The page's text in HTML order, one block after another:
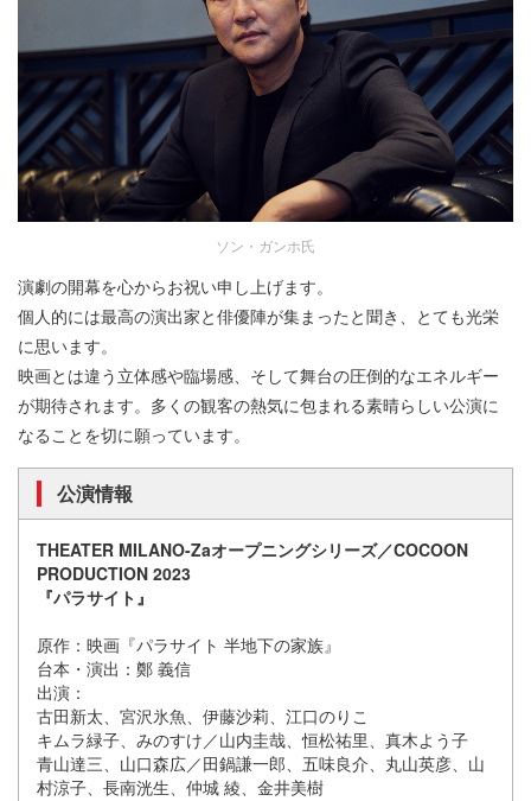
ソン・ガンホ氏
演劇の開幕を心からお祝い申し上げます。
個人的には最高の演出家と俳優陣が集まったと聞き、とても光栄
に思います。
映画とは違う立体感や臨場感、そして舞台の圧倒的なエネルギー
が期待されます。多くの観客の熱気に包まれる素晴らしい公演に
なることを切に願っています。
公演情報
THEATER MILANO-Zaオープニングシリーズ／COCOON
PRODUCTION 2023
『パラサイト』
原作：映画『パラサイト 半地下の家族』
台本・演出：鄭 義信
出演：
古田新太、宮沢氷魚、伊藤沙莉、江口のりこ
キムラ緑子、みのすけ／山内圭哉、恒松祐里、真木よう子
青山達三、山口森広／田鍋謙一郎、五味良介、丸山英彦、山
村涼子、長南洸生、仲城 綾、金井美樹